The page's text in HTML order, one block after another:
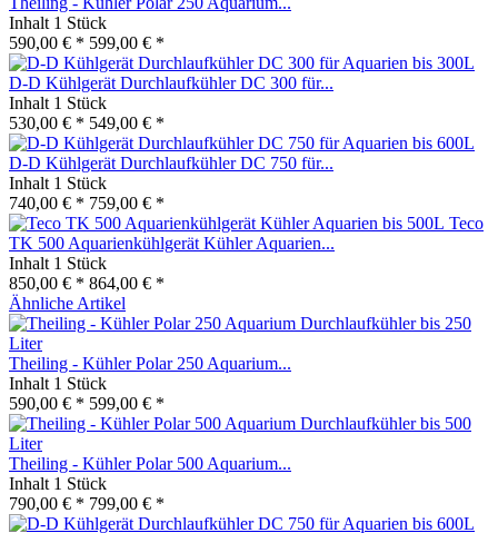
Inhalt 1 Stück
590,00 € * 599,00 € *
D-D Kühlgerät Durchlaufkühler DC 300 für...
Inhalt 1 Stück
530,00 € * 549,00 € *
D-D Kühlgerät Durchlaufkühler DC 750 für...
Inhalt 1 Stück
740,00 € * 759,00 € *
Teco
TK 500 Aquarienkühlgerät Kühler Aquarien...
Inhalt 1 Stück
850,00 € * 864,00 € *
Ähnliche Artikel
Theiling - Kühler Polar 250 Aquarium...
Inhalt 1 Stück
590,00 € * 599,00 € *
Theiling - Kühler Polar 500 Aquarium...
Inhalt 1 Stück
790,00 € * 799,00 € *